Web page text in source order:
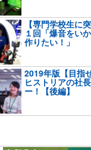
【専門学校生に
１回「爆音をい
作りたい！」
2019年版【目指
ヒストリアの社
ー！【後編】